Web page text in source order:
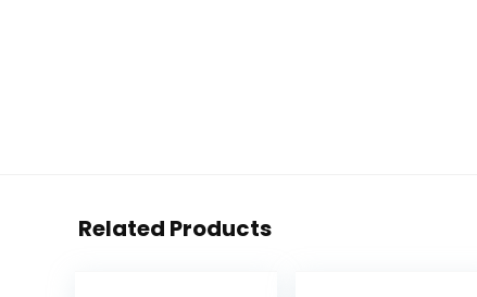
Related Products